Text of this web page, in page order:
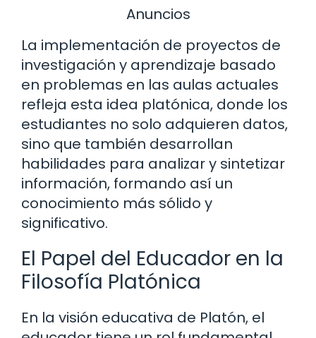
Anuncios
La implementación de proyectos de
investigación y aprendizaje basado
en problemas en las aulas actuales
refleja esta idea platónica, donde los
estudiantes no solo adquieren datos,
sino que también desarrollan
habilidades para analizar y sintetizar
información, formando así un
conocimiento más sólido y
significativo.
El Papel del Educador en la
Filosofía Platónica
En la visión educativa de Platón, el